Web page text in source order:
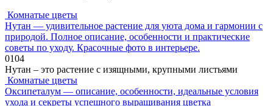
Комнатые цветы
Нутан — удивительное растение для уюта дома и гармонии с
природой. Полное описание, особенности и практические
советы по уходу. Красочные фото в интерьере.
0104
Нутан – это растение с изящными, крупными листьями
Комнатые цветы
Оксипеталум — описание, особенности, идеальные условия
ухода и секреты успешного выращивания цветка